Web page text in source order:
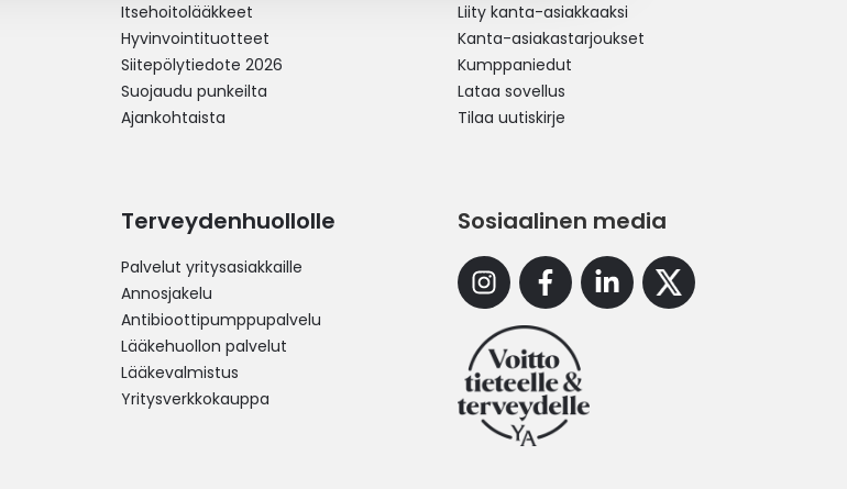
Itsehoitolääkkeet
Hyvinvointituotteet
Siitepölytiedote 2026
Suojaudu punkeilta
Ajankohtaista
Liity kanta-asiakkaaksi
Kanta-asiakastarjoukset
Kumppaniedut
Lataa sovellus
Tilaa uutiskirje
Terveydenhuollolle
Palvelut yritysasiakkaille
Annosjakelu
Antibioottipumppupalvelu
Lääkehuollon palvelut
Lääkevalmistus
Yritysverkkokauppa
Sosiaalinen media
InstagramFacebookLinkedinX